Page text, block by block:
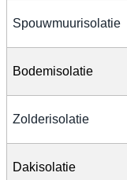
Spouwmuurisolatie
Bodemisolatie
Zolderisolatie
Dakisolatie